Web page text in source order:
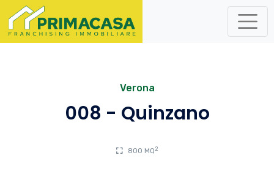
Verona
008 - Quinzano
800 MQ 2